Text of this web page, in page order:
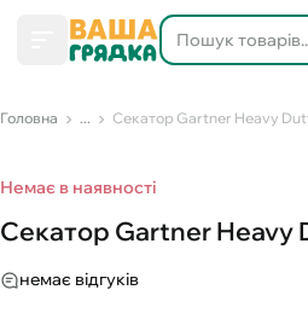
Головна ... Секатор Gartner Heavy
Немає в наявності
Секатор Gartner Heavy
немає відгуків